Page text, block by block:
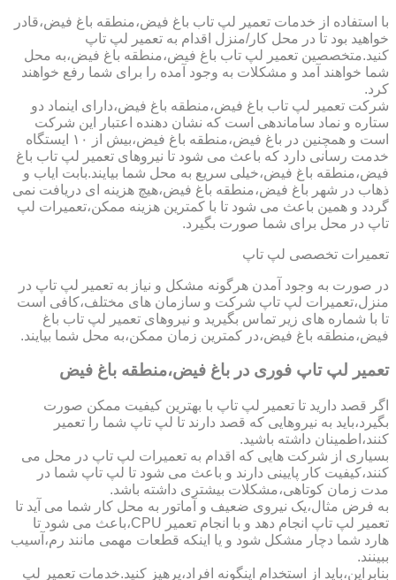
با استفاده از خدمات تعمیر لپ تاب باغ فیض،منطقه باغ فیض،قادر
خواهید بود تا در محل کار/منزل اقدام به تعمیر لپ تاپ
کنید.متخصصین تعمیر لپ تاب باغ فیض،منطقه باغ فیض،به محل
شما خواهند آمد و مشکلات به وجود آمده را برای شما رفع خواهند
کرد.
شرکت تعمیر لپ تاب باغ فیض،منطقه باغ فیض،دارای اینماد دو
ستاره و نماد ساماندهی است که نشان دهنده اعتبار این شرکت
است و همچنین در باغ فیض،منطقه باغ فیض،بیش از ۱۰ ایستگاه
خدمت رسانی دارد که باعث می شود تا نیروهای تعمیر لپ تاب باغ
فیض،منطقه باغ فیض،خیلی سریع به محل شما بیایند.بابت ایاب و
ذهاب در شهر باغ فیض،منطقه باغ فیض،هیچ هزینه ای دریافت نمی
گردد و همین باعث می شود تا با کمترین هزینه ممکن،تعمیرات لپ
تاپ در محل برای شما صورت بگیرد.
تعمیرات تخصصی لپ تاپ
در صورت به وجود آمدن هرگونه مشکل و نیاز به تعمیر لپ تاپ در
منزل،تعمیرات لپ تاپ شرکت و سازمان های مختلف،کافی است
تا با شماره های زیر تماس بگیرید و نیروهای تعمیر لپ تاب باغ
فیض،منطقه باغ فیض،در کمترین زمان ممکن،به محل شما بیایند.
تعمیر لپ تاپ فوری در باغ فیض،منطقه باغ فیض
اگر قصد دارید تا تعمیر لپ تاپ با بهترین کیفیت ممکن صورت
بگیرد،باید به نیروهایی که قصد دارند تا لپ تاپ شما را تعمیر
کنند،اطمینان داشته باشید.
بسیاری از شرکت هایی که اقدام به تعمیرات لپ تاپ در محل می
کنند،کیفیت کار پایینی دارند و باعث می شود تا لپ تاپ شما در
مدت زمان کوتاهی،مشکلات بیشتری داشته باشد.
به فرض مثال،یک نیروی ضعیف و آماتور به محل کار شما می آید تا
تعمیر لپ تاپ انجام دهد و با انجام تعمیر CPU،باعث می شود تا
هارد شما دچار مشکل شود و یا اینکه قطعات مهمی مانند رم،آسیب
ببینند.
بنابراین،باید از استخدام اینگونه افراد،پرهیز کنید.خدمات تعمیر لپ